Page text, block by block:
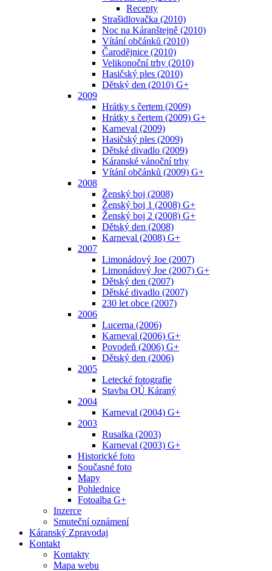
Recepty
Strašidlovačka (2010)
Noc na Káranštejně (2010)
Vítání občánků (2010)
Čarodějnice (2010)
Velikonoční trhy (2010)
Hasičský ples (2010)
Dětský den (2010) G+
2009
Hrátky s čertem (2009)
Hrátky s čertem (2009) G+
Karneval (2009)
Hasičský ples (2009)
Dětské divadlo (2009)
Káranské vánoční trhy
Vítání občánků (2009) G+
2008
Ženský boj (2008)
Ženský boj 1 (2008) G+
Ženský boj 2 (2008) G+
Dětský den (2008)
Karneval (2008) G+
2007
Limonádový Joe (2007)
Limonádový Joe (2007) G+
Dětský den (2007)
Dětské divadlo (2007)
230 let obce (2007)
2006
Lucerna (2006)
Karneval (2006) G+
Povodeň (2006) G+
Dětský den (2006)
2005
Letecké fotografie
Stavba OÚ Káraný
2004
Karneval (2004) G+
2003
Rusalka (2003)
Karneval (2003) G+
Historické foto
Současné foto
Mapy
Pohlednice
Fotoalba G+
Inzerce
Smuteční oznámení
Káranský Zpravodaj
Kontakt
Kontakty
Mapa webu